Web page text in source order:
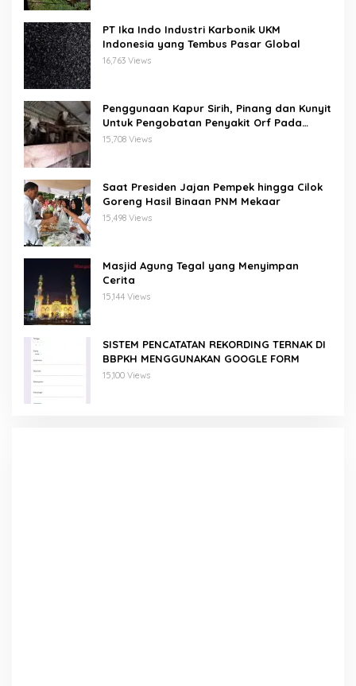
PT Ika Indo Industri Karbonik UKM
Indonesia yang Tembus Pasar Global
16,763 Views
Penggunaan Kapur Sirih, Pinang dan Kunyit
Untuk Pengobatan Penyakit Orf Pada
Domba/Kambing
15,708 Views
Saat Presiden Jajan Pempek hingga Cilok
Goreng Hasil Binaan PNM Mekaar
15,498 Views
Masjid Agung Tegal yang Menyimpan
Cerita
15,144 Views
SISTEM PENCATATAN REKORDING TERNAK DI
BBPKH MENGGUNAKAN GOOGLE FORM
15,100 Views